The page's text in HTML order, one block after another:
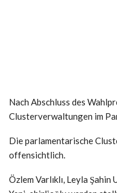
Nach Abschluss des
Clusterverwaltungen im
Die parlamentarische
offensichtlich.
Özlem Varlıklı, Leyla Şahin